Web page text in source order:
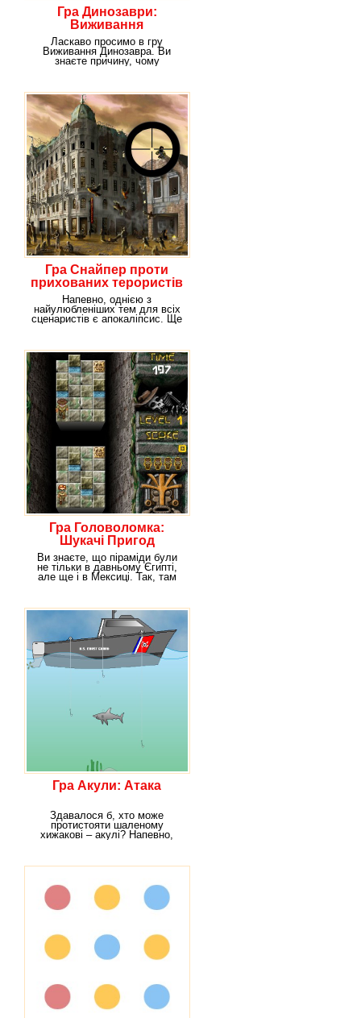
Гра Динозаври:
Виживання
Ласкаво просимо в гру
Виживання Динозавра. Ви
знаєте причину, чому
Гра Снайпер проти
прихованих терористів
Напевно, однією з
найулюбленіших тем для всіх
сценаристів є апокаліпсис. Ще
Гра Головоломка:
Шукачі Пригод
Ви знаєте, що піраміди були
не тільки в давньому Єгипті,
але ще і в Мексиці. Так, там
Гра Акули: Атака
Здавалося б, хто може
протистояти шаленому
хижакові – акулі? Напевно,